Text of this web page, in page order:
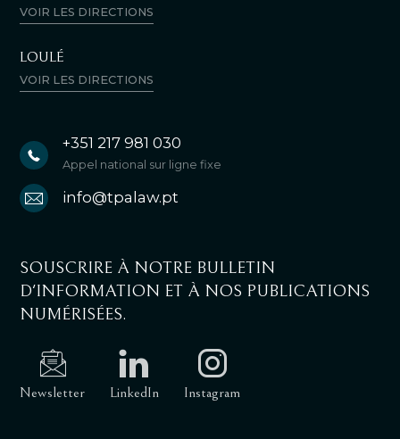
VOIR LES DIRECTIONS
LOULÉ
VOIR LES DIRECTIONS
+351 217 981 030
Appel national sur ligne fixe
info@tpalaw.pt
SOUSCRIRE À NOTRE BULLETIN
D'INFORMATION ET À NOS PUBLICATIONS
NUMÉRISÉES.
Newsletter LinkedIn Instagram